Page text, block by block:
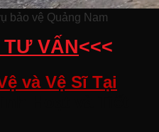
bảo vệ Quảng Nam
VẤN<<<
và Vệ Sĩ Tại